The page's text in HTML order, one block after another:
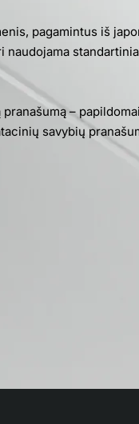
pagamintus iš
–
savybių